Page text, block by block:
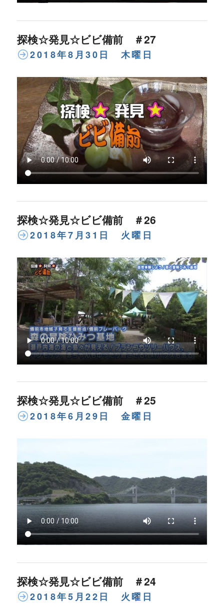
探検☆発見☆ビビ備前 ＃27
2018年8月30日 木曜日
探検☆発見☆ビビ備前 ＃26
2018年7月31日 火曜日
探検☆発見☆ビビ備前 ＃25
2018年6月29日 金曜日
探検☆発見☆ビビ備前 ＃24
2018年5月22日 火曜日